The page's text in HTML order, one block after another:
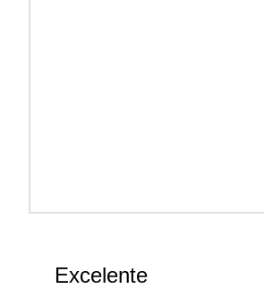
Excelente